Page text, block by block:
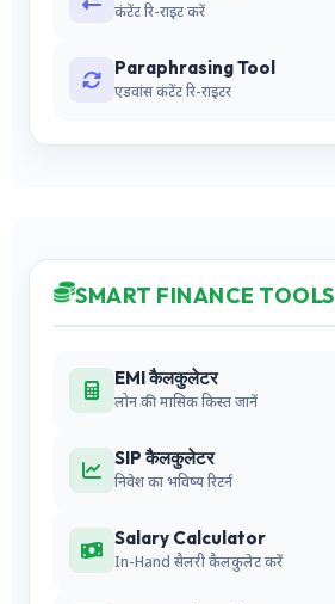
कंटेंट रि-राइट करें
Paraphrasing Tool
एडवांस कंटेंट रि-राइटर
SMART FINANCE TOOLS
EMI कैलकुलेटर
लोन की मासिक किस्त जानें
SIP कैलकुलेटर
निवेश का भविष्य रिटर्न
Salary Calculator
In-Hand सैलरी कैलकुलेट करें